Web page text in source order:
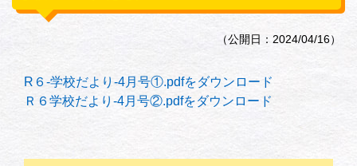
（公開日：2024/04/16）
R６-学校だより-4月号①.pdfをダウンロード
Ｒ６学校だより-4月号②.pdfをダウンロード